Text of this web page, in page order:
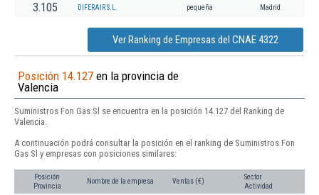
3.105 DIFERAIR S.L. pequeña Madrid
Ver Ranking de Empresas del CNAE 4322
Posición 14.127 en la provincia de
Valencia
Suministros Fon Gas Sl se encuentra en la posición 14.127 del Ranking de
Valencia.
A continuación podrá consultar la posición en el ranking de Suministros Fon
Gas Sl y empresas con posiciones similares:
Posición
Provincia
Nombre de la empresa Ventas (€)
Sector
Actividad